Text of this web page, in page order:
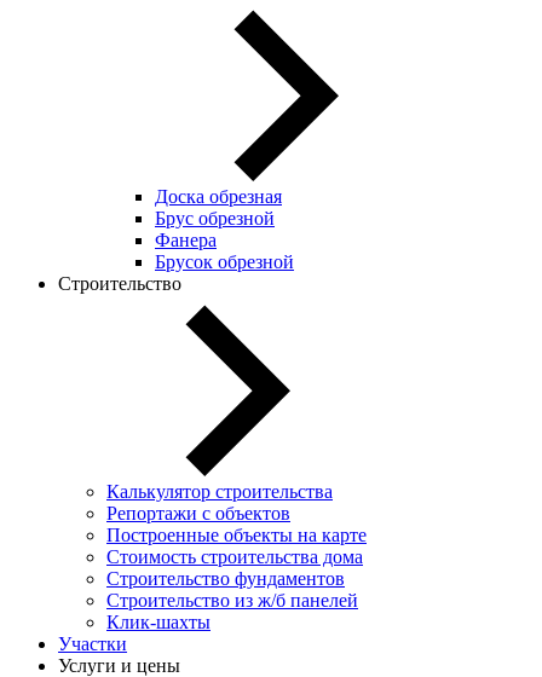
Доска обрезная
Брус обрезной
Фанера
Брусок обрезной
Строительство
Калькулятор строительства
Репортажи с объектов
Построенные объекты на карте
Стоимость строительства дома
Строительство фундаментов
Строительство из ж/б панелей
Клик-шахты
Участки
Услуги и цены